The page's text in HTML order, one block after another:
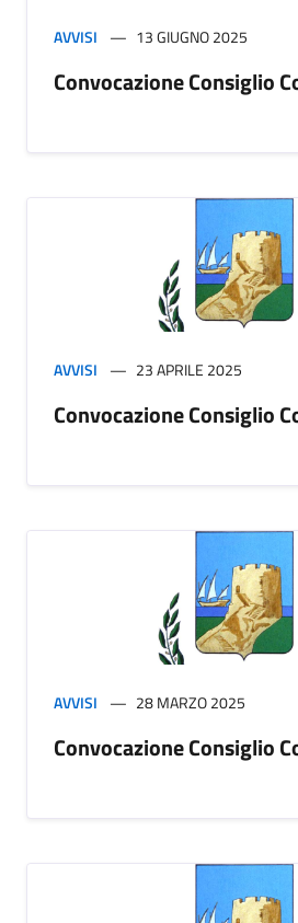
AVVISI 13 GIUGNO 2025
Convocazione Consiglio
AVVISI 23 APRILE 2025
Convocazione Consiglio
AVVISI 28 MARZO 2025
Convocazione Consiglio